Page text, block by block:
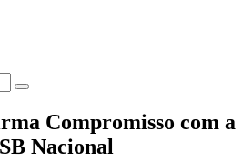
Compromisso com a
Nacional